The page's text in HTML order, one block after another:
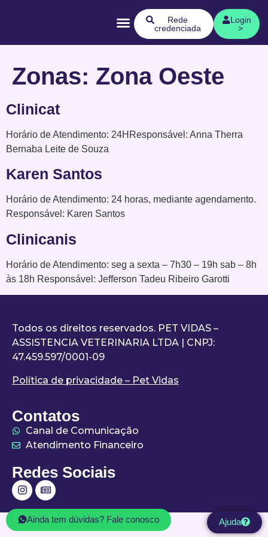
Rede
credenciada
Login
>
Ainda tem dúvidas? Fale conosco Ajuda
Zonas: Zona Oeste
Clinicat
Horário de Atendimento: 24HResponsável: Anna Therra
Bernaba Leite de Souza
Karen Santos
Horário de Atendimento: 24 horas, mediante agendamento.
Responsável: Karen Santos
Clinicanis
Horário de Atendimento: seg a sexta – 7h30 – 19h sab – 8h
às 18h Responsável: Jefferson Tadeu Ribeiro Garotti
Todos os direitos reservados. PET VIDAS –
ASSISTENCIA VETERINARIA LTDA | CNPJ:
47.459.597/0001-09
Política de privacidade – Pet Vidas
Contatos
Canal de Comunicação
Atendimento Financeiro
Redes Sociais